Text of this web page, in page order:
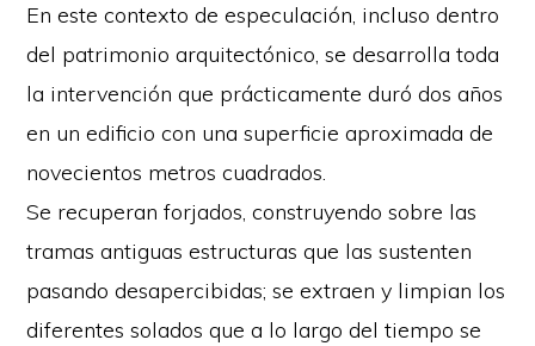
En este contexto de especulación, incluso dentro
del patrimonio arquitectónico, se desarrolla toda
la intervención que prácticamente duró dos años
en un edificio con una superficie aproximada de
novecientos metros cuadrados.
Se recuperan forjados, construyendo sobre las
tramas antiguas estructuras que las sustenten
pasando desapercibidas; se extraen y limpian los
diferentes solados que a lo largo del tiempo se